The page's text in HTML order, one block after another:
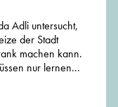
Adli untersucht,
der Stadt
machen kann.
nur lernen...